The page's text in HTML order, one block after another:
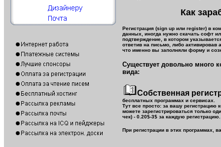
Как
Регистрация (sign up или register) в
данных, иногда нужно скачать софт
подтверждение, в котором
ответив на письмо, либо
что именно вы заполняли форму и
Существует довольно много
вида:
Собственная
бесплатных программах и сервисах.
Тут все просто: за вашу регистрацию
можете зарегистрироваться только
чек) - 0.20$-3$ за каждую
При регистрации в этих программах,